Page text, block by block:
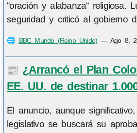
“oración y alabanza“ religiosa.
seguridad y criticó al gobierno
🌐 BBC Mundo (Reino Unido) — Ago 8,
📰 ¿Arrancó el Plan
EE. UU. de destinar
El anuncio, aunque
legislativo se buscará su